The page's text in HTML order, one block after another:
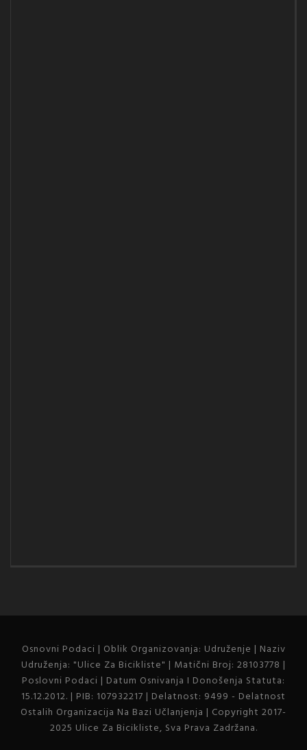
Osnovni Podaci | Oblik Organizovanja: Udruženje | Naziv
Udruženja: "Ulice Za Bicikliste" | Matični Broj: 28103778 |
Poslovni Podaci | Datum Osnivanja I Donošenja Statuta:
15.12.2012. | PIB: 107932217 | Delatnost: 9499 - Delatnost
Ostalih Organizacija Na Bazi Učlanjenja | Copyright 2017-
2025 Ulice Za Bicikliste, Sva Prava Zadržana.